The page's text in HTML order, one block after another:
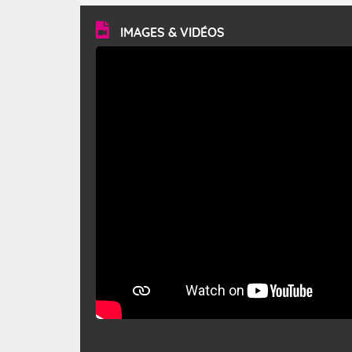
vitesse moyenne de 50 km/h et atteindre 80 à 100 km/h
en rafales, parfois davantage. Il parcourt la basse vallée
du Rhône et la Provence et envahit le littoral
méditerranéen à partir de la Camargue.
IMAGES & VIDÉOS